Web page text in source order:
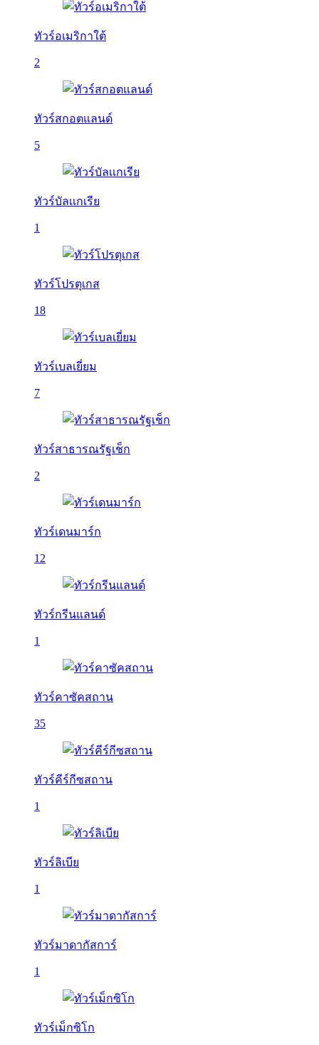
ทัวร์อเมริกาใต้
2
ทัวร์สกอตแลนด์
5
ทัวร์บัลเเกเรีย
1
ทัวร์โปรตุเกส
18
ทัวร์เบลเยี่ยม
7
ทัวร์สาธารณรัฐเช็ก
2
ทัวร์เดนมาร์ก
12
ทัวร์กรีนแลนด์
1
ทัวร์คาซัคสถาน
35
ทัวร์คีร์กีซสถาน
1
ทัวร์ลิเบีย
1
ทัวร์มาดากัสการ์
1
ทัวร์เม็กซิโก